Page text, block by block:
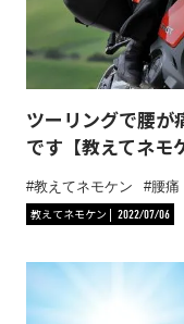
ツーリングで腰が
です【教えてネモ
教えてネモケン 腰痛
教えてネモケン
2022/07/06